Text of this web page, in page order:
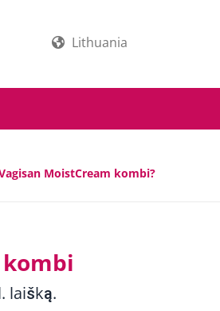
Lithuania
MoistCream kombi?
kombi
laišką.